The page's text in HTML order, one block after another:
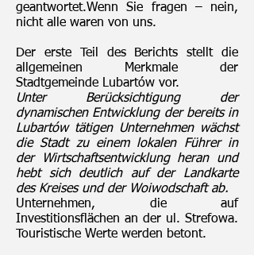
geantwortet.Wenn Sie fragen – nein,
nicht alle waren von uns.
Der erste Teil des Berichts stellt die
allgemeinen Merkmale der
Stadtgemeinde Lubartów vor.
Unter Berücksichtigung der
dynamischen Entwicklung der bereits in
Lubartów tätigen Unternehmen wächst
die Stadt zu einem lokalen Führer in
der Wirtschaftsentwicklung heran und
hebt sich deutlich auf der Landkarte
des Kreises und der Woiwodschaft ab.
Unternehmen, die auf
Investitionsflächen an der ul. Strefowa.
Touristische Werte werden betont.